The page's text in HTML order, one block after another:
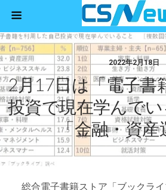
2022年2月18日
2月17日は「電子書
投資で現在学んで
「金融・資産
総合電子書籍ストア「ブックラ